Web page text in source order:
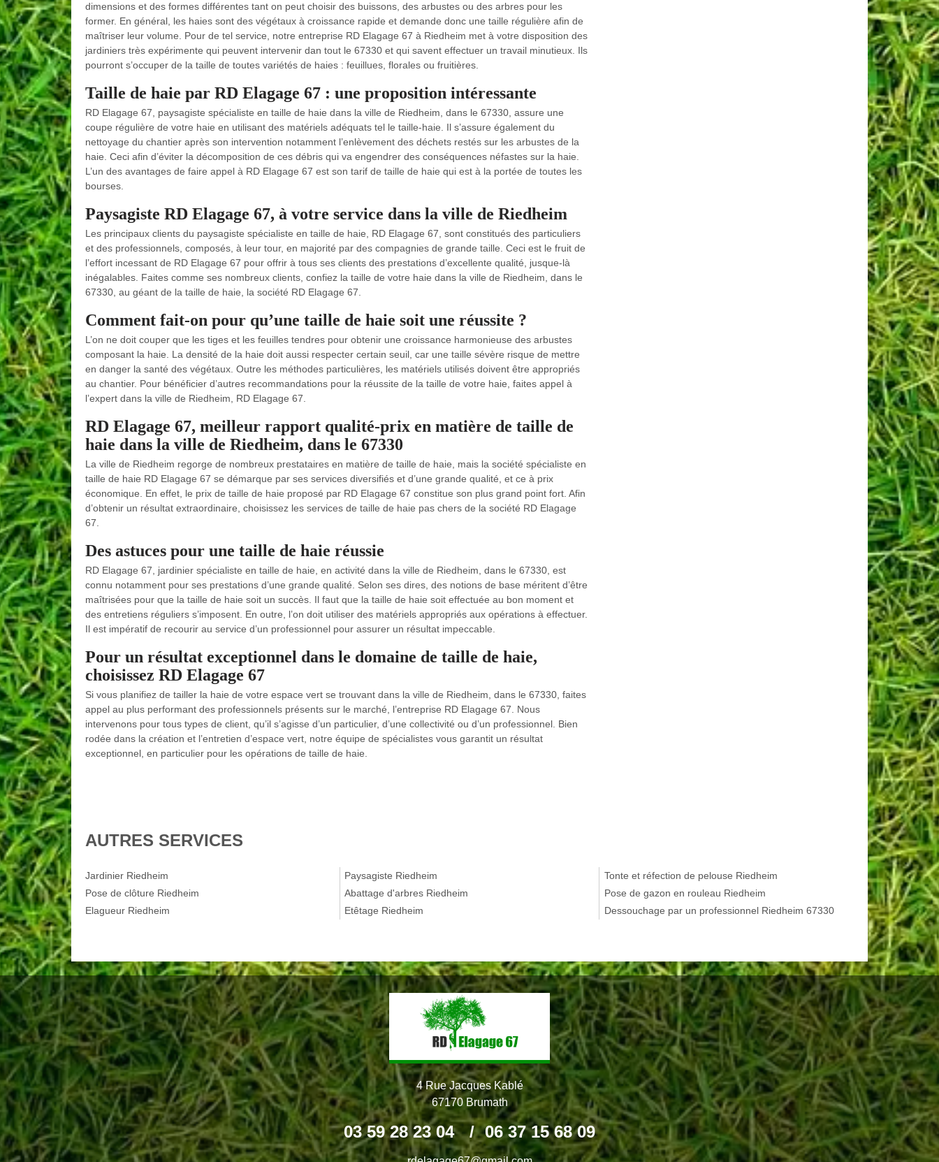
dimensions et des formes différentes tant on peut choisir des buissons, des arbustes ou des arbres pour les
former. En général, les haies sont des végétaux à croissance rapide et demande donc une taille régulière afin de
maîtriser leur volume. Pour de tel service, notre entreprise RD Elagage 67 à Riedheim met à votre disposition des
jardiniers très expérimente qui peuvent intervenir dan tout le 67330 et qui savent effectuer un travail minutieux. Ils
pourront s’occuper de la taille de toutes variétés de haies : feuillues, florales ou fruitières.
Taille de haie par RD Elagage 67 : une proposition intéressante
RD Elagage 67, paysagiste spécialiste en taille de haie dans la ville de Riedheim, dans le 67330, assure une
coupe régulière de votre haie en utilisant des matériels adéquats tel le taille-haie. Il s’assure également du
nettoyage du chantier après son intervention notamment l’enlèvement des déchets restés sur les arbustes de la
haie. Ceci afin d’éviter la décomposition de ces débris qui va engendrer des conséquences néfastes sur la haie.
L’un des avantages de faire appel à RD Elagage 67 est son tarif de taille de haie qui est à la portée de toutes les
bourses.
Paysagiste RD Elagage 67, à votre service dans la ville de Riedheim
Les principaux clients du paysagiste spécialiste en taille de haie, RD Elagage 67, sont constitués des particuliers
et des professionnels, composés, à leur tour, en majorité par des compagnies de grande taille. Ceci est le fruit de
l’effort incessant de RD Elagage 67 pour offrir à tous ses clients des prestations d’excellente qualité, jusque-là
inégalables. Faites comme ses nombreux clients, confiez la taille de votre haie dans la ville de Riedheim, dans le
67330, au géant de la taille de haie, la société RD Elagage 67.
Comment fait-on pour qu’une taille de haie soit une réussite ?
L’on ne doit couper que les tiges et les feuilles tendres pour obtenir une croissance harmonieuse des arbustes
composant la haie. La densité de la haie doit aussi respecter certain seuil, car une taille sévère risque de mettre
en danger la santé des végétaux. Outre les méthodes particulières, les matériels utilisés doivent être appropriés
au chantier. Pour bénéficier d’autres recommandations pour la réussite de la taille de votre haie, faites appel à
l’expert dans la ville de Riedheim, RD Elagage 67.
RD Elagage 67, meilleur rapport qualité-prix en matière de taille de
haie dans la ville de Riedheim, dans le 67330
La ville de Riedheim regorge de nombreux prestataires en matière de taille de haie, mais la société spécialiste en
taille de haie RD Elagage 67 se démarque par ses services diversifiés et d’une grande qualité, et ce à prix
économique. En effet, le prix de taille de haie proposé par RD Elagage 67 constitue son plus grand point fort. Afin
d’obtenir un résultat extraordinaire, choisissez les services de taille de haie pas chers de la société RD Elagage
67.
Des astuces pour une taille de haie réussie
RD Elagage 67, jardinier spécialiste en taille de haie, en activité dans la ville de Riedheim, dans le 67330, est
connu notamment pour ses prestations d’une grande qualité. Selon ses dires, des notions de base méritent d’être
maîtrisées pour que la taille de haie soit un succès. Il faut que la taille de haie soit effectuée au bon moment et
des entretiens réguliers s’imposent. En outre, l’on doit utiliser des matériels appropriés aux opérations à effectuer.
Il est impératif de recourir au service d’un professionnel pour assurer un résultat impeccable.
Pour un résultat exceptionnel dans le domaine de taille de haie,
choisissez RD Elagage 67
Si vous planifiez de tailler la haie de votre espace vert se trouvant dans la ville de Riedheim, dans le 67330, faites
appel au plus performant des professionnels présents sur le marché, l’entreprise RD Elagage 67. Nous
intervenons pour tous types de client, qu’il s’agisse d’un particulier, d’une collectivité ou d’un professionnel. Bien
rodée dans la création et l’entretien d’espace vert, notre équipe de spécialistes vous garantit un résultat
exceptionnel, en particulier pour les opérations de taille de haie.
AUTRES SERVICES
Jardinier Riedheim
Pose de clôture Riedheim
Elagueur Riedheim
Paysagiste Riedheim
Abattage d'arbres Riedheim
Etêtage Riedheim
Tonte et réfection de pelouse Riedheim
Pose de gazon en rouleau Riedheim
Dessouchage par un professionnel Riedheim 67330
4 Rue Jacques Kablé
67170 Brumath
03 59 28 23 04 / 06 37 15 68 09